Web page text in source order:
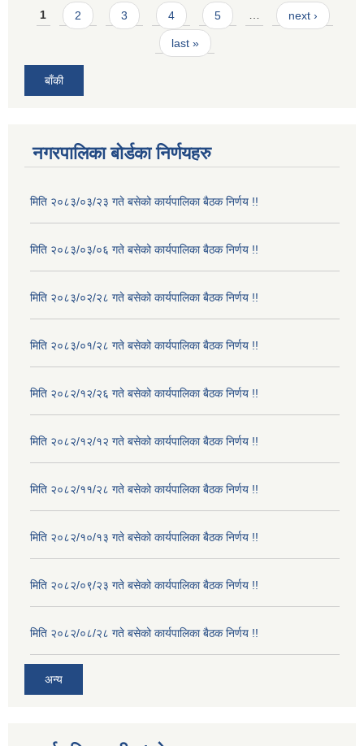
Pages
1 2 3 4 5 … next ›
last »
बाँकी
नगरपालिका बोर्डका निर्णयहरु
मिति २०८३/०३/२३ गते बसेको कार्यपालिका बैठक निर्णय !!
मिति २०८३/०३/०६ गते बसेको कार्यपालिका बैठक निर्णय !!
मिति २०८३/०२/२८ गते बसेको कार्यपालिका बैठक निर्णय !!
मिति २०८३/०१/२८ गते बसेको कार्यपालिका बैठक निर्णय !!
मिति २०८२/१२/२६ गते बसेको कार्यपालिका बैठक निर्णय !!
मिति २०८२/१२/१२ गते बसेको कार्यपालिका बैठक निर्णय !!
मिति २०८२/११/२८ गते बसेको कार्यपालिका बैठक निर्णय !!
मिति २०८२/१०/१३ गते बसेको कार्यपालिका बैठक निर्णय !!
मिति २०८२/०९/२३ गते बसेको कार्यपालिका बैठक निर्णय !!
मिति २०८२/०८/२८ गते बसेको कार्यपालिका बैठक निर्णय !!
अन्य